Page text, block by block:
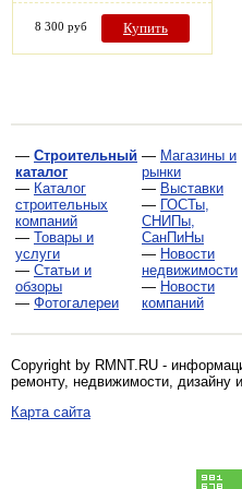
8 300 руб Купить
— Строительный
каталог
— Каталог
строительных
компаний
— Товары и
услуги
— Статьи и
обзоры
— Фотогалереи
— Магазины и
рынки
— Выставки
— ГОСТы,
СНИПы,
СанПиНы
— Новости
недвижимости
— Новости
компаний
Copyright by RMNT.RU -
ремонту, недвижимости, дизайну
Карта сайта